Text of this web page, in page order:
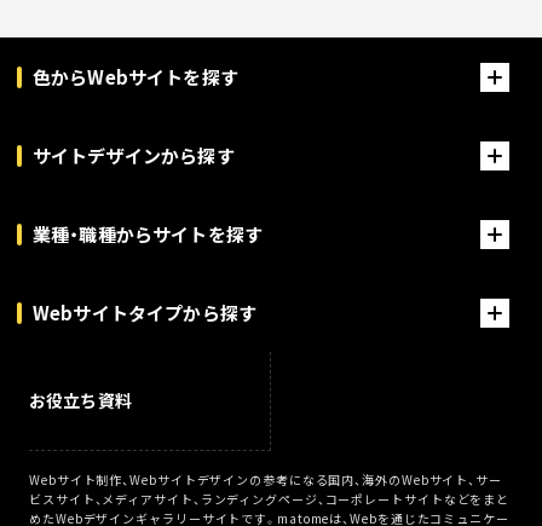
色からWebサイトを探す
サイトデザインから探す
業種・職種からサイトを探す
Webサイトタイプから探す
お役立ち資料
Webサイト制作、Webサイトデザインの参考になる国内、海外のWebサイト、サー
ビスサイト、メディアサイト、ランディングページ、コーポレートサイトなどをまと
めたWebデザインギャラリーサイトです。matomeは、Webを通じたコミュニケー